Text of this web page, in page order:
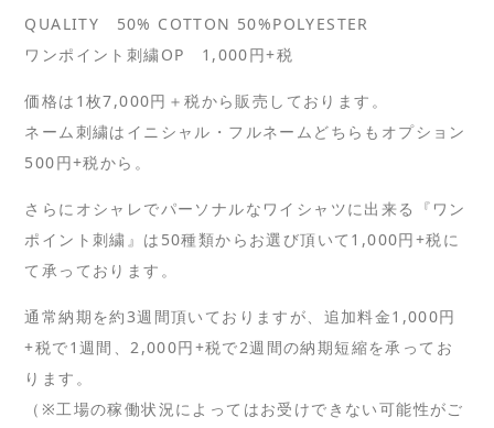
QUALITY 50% COTTON 50%POLYESTER
ワンポイント刺繍OP 1,000円+税
価格は1枚7,000円＋税から販売しております。
ネーム刺繍はイニシャル・フルネームどちらもオプション
500円+税から。
さらにオシャレでパーソナルなワイシャツに出来る『ワン
ポイント刺繍』は50種類からお選び頂いて1,000円+税に
て承っております。
通常納期を約3週間頂いておりますが、追加料金1,000円
+税で1週間、2,000円+税で2週間の納期短縮を承ってお
ります。
（※工場の稼働状況によってはお受けできない可能性がご